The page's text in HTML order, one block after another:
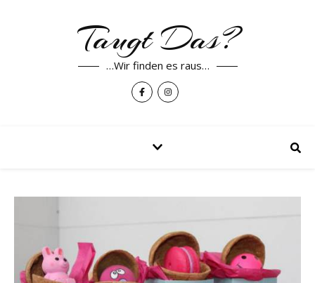
Taugt Das?
…Wir finden es raus…